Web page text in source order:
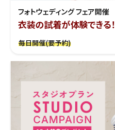
フォトウェディング フェア開催
衣装の試着が体験できる！
毎日開催(要予約)